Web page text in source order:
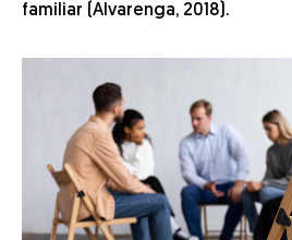
familiar (Alvarenga, 2018).